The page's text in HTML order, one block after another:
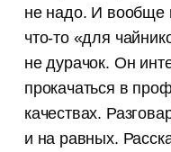
не надо. И вообще
что-то «для
не дурачок. Он
прокачаться в
качествах.
и на равных.